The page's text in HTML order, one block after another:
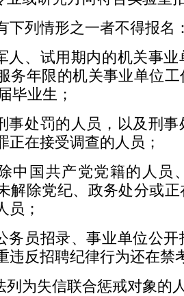
列情形之一者不得报名
、试用期内的机关事业
务年限的机关事业单位
毕业生；
处罚的人员，以及刑事
正在接受调查的人员；
国共产党党籍的人员
解除党纪、政务处分或
员；
员招录、事业单位公开
违反招聘纪律行为还在禁
为失信联合惩戒对象的